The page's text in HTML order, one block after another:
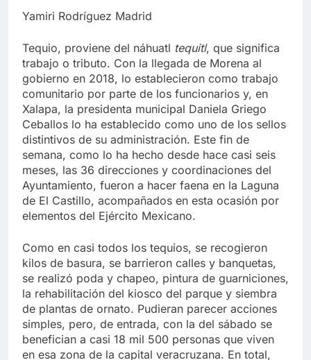
Yamiri Rodríguez Madrid
Tequio, proviene del náhuatl tequitl, que significa
trabajo o tributo. Con la llegada de Morena al
gobierno en 2018, lo establecieron como trabajo
comunitario por parte de los funcionarios y, en
Xalapa, la presidenta municipal Daniela Griego
Ceballos lo ha establecido como uno de los sellos
distintivos de su administración. Este fin de
semana, como lo ha hecho desde hace casi seis
meses, las 36 direcciones y coordinaciones del
Ayuntamiento, fueron a hacer faena en la Laguna
de El Castillo, acompañados en esta ocasión por
elementos del Ejército Mexicano.
Como en casi todos los tequios, se recogieron
kilos de basura, se barrieron calles y banquetas,
se realizó poda y chapeo, pintura de guarniciones,
la rehabilitación del kiosco del parque y siembra
de plantas de ornato. Pudieran parecer acciones
simples, pero, de entrada, con la del sábado se
benefician a casi 18 mil 500 personas que viven
en esa zona de la capital veracruzana. En total,